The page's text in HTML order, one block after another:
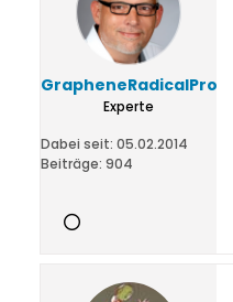
GrapheneRadicalPro
Experte
Dabei seit: 05.02.2014
Beiträge: 904